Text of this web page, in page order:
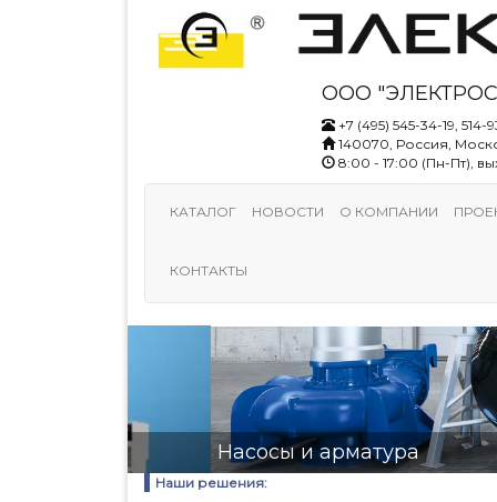
ООО
+7 (495) 545-34-19, 514-
140070, Россия,
8:00 - 17:00 (Пн-Пт),
КАТАЛОГ НОВОСТИ О КОМПАНИИ
КОНТАКТЫ
Насосы и арматура
Наши решения: